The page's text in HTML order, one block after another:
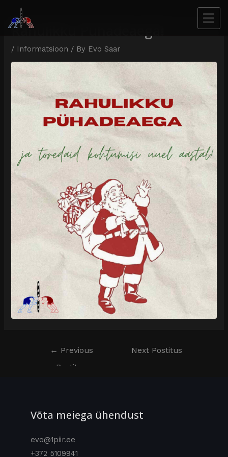
Rahulikku Pühadeaega!
/ Informatsioon / By Evo Saar
← Previous
Postitus
Next Postitus
Võta meiega ühendust
evo@1piir.ee
+372 5109941